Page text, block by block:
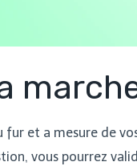
fur et a mesure de
vous pourrez